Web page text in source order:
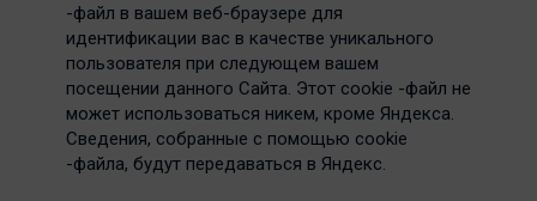
-файл в вашем веб-браузере для
идентификации вас в качестве уникального
пользователя при следующем вашем
посещении данного Сайта. Этот cookie -файл не
может использоваться никем, кроме Яндекса.
Сведения, собранные с помощью cookie
-файла, будут передаваться в Яндекс.